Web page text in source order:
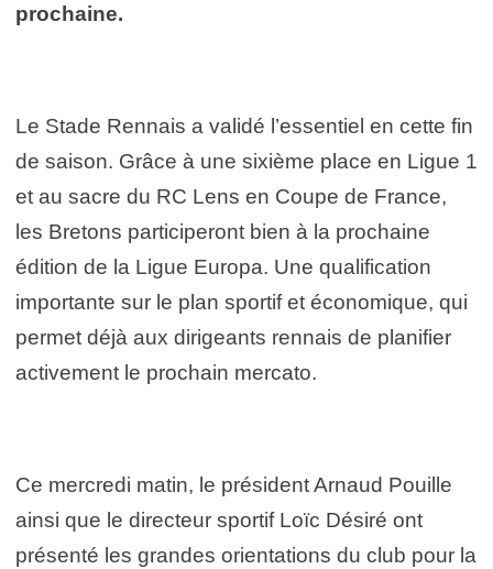
prochaine.
Le Stade Rennais a validé l’essentiel en cette fin
de saison. Grâce à une sixième place en Ligue 1
et au sacre du RC Lens en Coupe de France,
les Bretons participeront bien à la prochaine
édition de la Ligue Europa. Une qualification
importante sur le plan sportif et économique, qui
permet déjà aux dirigeants rennais de planifier
activement le prochain mercato.
Ce mercredi matin, le président Arnaud Pouille
ainsi que le directeur sportif Loïc Désiré ont
présenté les grandes orientations du club pour la